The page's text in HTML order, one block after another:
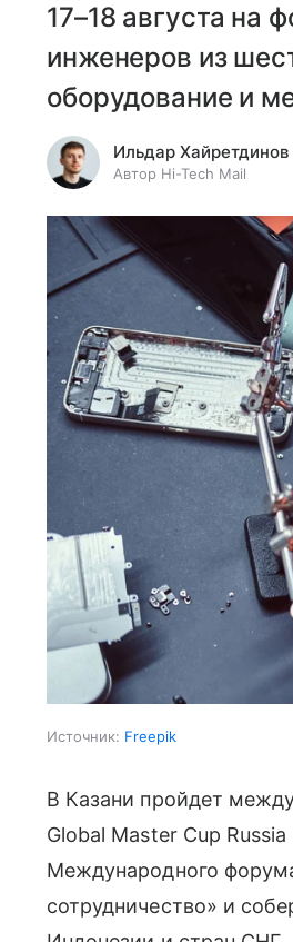
17–18 августа на
инженеров из
оборудование и
Ильдар Хайретдинов
Автор Hi-Tech Mail
Источник: Freepik
В Казани пройдет
Global Master Cup
Международного
сотрудничество» и